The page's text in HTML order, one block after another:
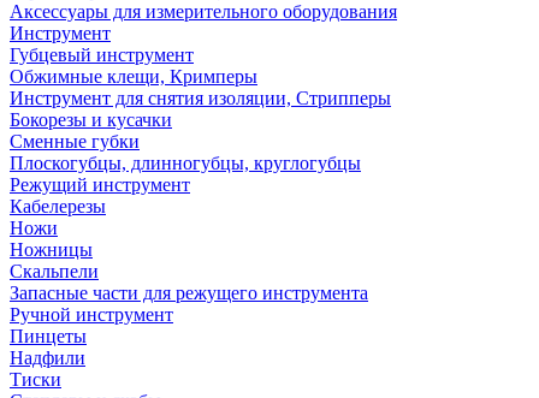
Аксессуары для измерительного оборудования
Инструмент
Губцевый инструмент
Обжимные клещи, Кримперы
Инструмент для снятия изоляции, Стрипперы
Бокорезы и кусачки
Сменные губки
Плоскогубцы, длинногубцы, круглогубцы
Режущий инструмент
Кабелерезы
Ножи
Ножницы
Скальпели
Запасные части для режущего инструмента
Ручной инструмент
Пинцеты
Надфили
Тиски